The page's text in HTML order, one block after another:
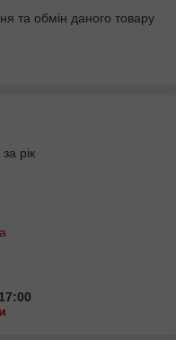
та обмін даного товару
рік